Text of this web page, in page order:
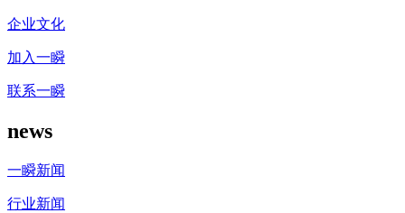
企业文化
加入一瞬
联系一瞬
news
一瞬新闻
行业新闻